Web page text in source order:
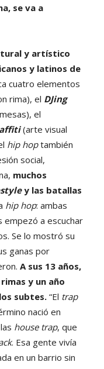
se va a
y artístico
y latinos de
cuatro elementos
rima), el DJing
el
(arte visual
hip hoptambién
social,
muchos
y las batallas
hip hop: ambas
empezó a escuchar
Se lo mostró su
ganas por
A sus 13 años,
y un año
subtes. “El trap
nació en
house trap, que
. Esa gente vivía
en un barrio sin